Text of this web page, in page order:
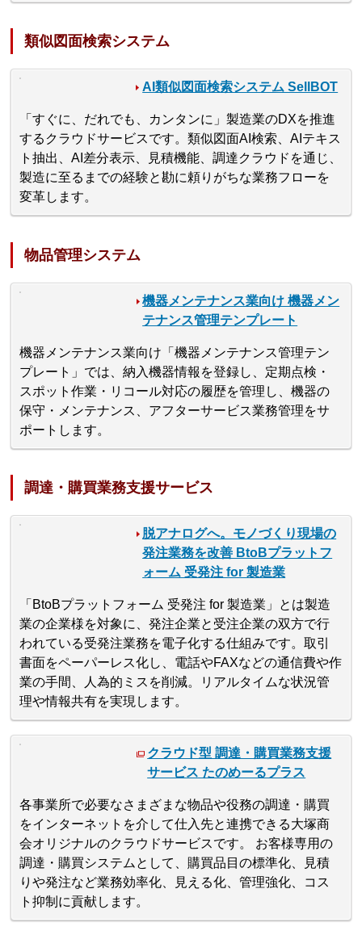
類似図面検索システム
AI類似図面検索システム SellBOT
「すぐに、だれでも、カンタンに」製造業のDXを推進
するクラウドサービスです。類似図面AI検索、AIテキス
ト抽出、AI差分表示、見積機能、調達クラウドを通じ、
製造に至るまでの経験と勘に頼りがちな業務フローを
変革します。
物品管理システム
機器メンテナンス業向け 機器メン
テナンス管理テンプレート
機器メンテナンス業向け「機器メンテナンス管理テン
プレート」では、納入機器情報を登録し、定期点検・
スポット作業・リコール対応の履歴を管理し、機器の
保守・メンテナンス、アフターサービス業務管理をサ
ポートします。
調達・購買業務支援サービス
脱アナログへ。モノづくり現場の
発注業務を改善 BtoBプラットフ
ォーム 受発注 for 製造業
「BtoBプラットフォーム 受発注 for 製造業」とは製造
業の企業様を対象に、発注企業と受注企業の双方で行
われている受発注業務を電子化する仕組みです。取引
書面をペーパーレス化し、電話やFAXなどの通信費や作
業の手間、人為的ミスを削減。リアルタイムな状況管
理や情報共有を実現します。
クラウド型 調達・購買業務支援
サービス たのめーるプラス
各事業所で必要なさまざまな物品や役務の調達・購買
をインターネットを介して仕入先と連携できる大塚商
会オリジナルのクラウドサービスです。 お客様専用の
調達・購買システムとして、購買品目の標準化、見積
りや発注など業務効率化、見える化、管理強化、コス
ト抑制に貢献します。